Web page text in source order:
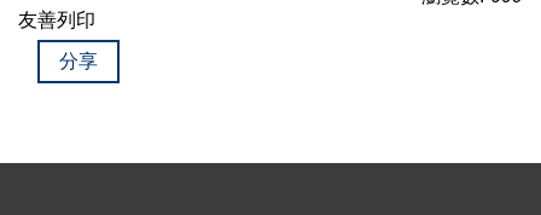
友善列印
分享